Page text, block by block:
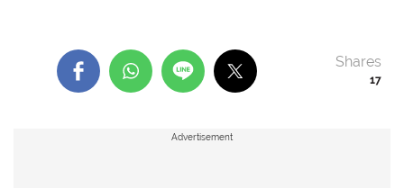
17
Shares
Advertisement